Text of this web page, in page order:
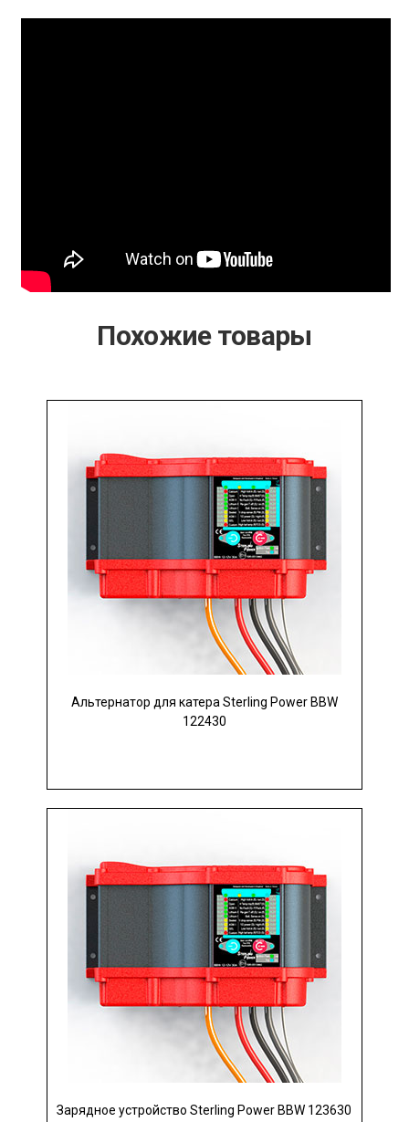
Похожие товары
Альтернатор для катера Sterling Power BBW
122430
Зарядное устройство Sterling Power BBW 123630